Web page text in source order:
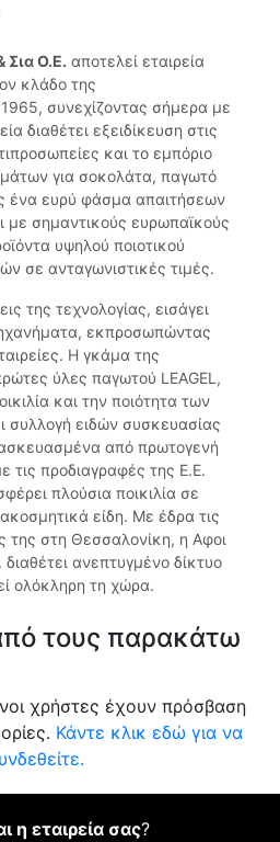
Σια Ο.Ε. αποτελεί εταιρεία
κλάδο της
συνεχίζοντας σήμερα με
διαθέτει εξειδίκευση στις
και το εμπόριο
για σοκολάτα, παγωτό
ένα ευρύ φάσμα απαιτήσεων
με σημαντικούς ευρωπαϊκούς
υψηλού ποιοτικού
σε ανταγωνιστικές τιμές.
της τεχνολογίας, εισάγει
εκπροσωπώντας
Η γκάμα της
ύλες παγωτού LEAGEL,
και την ποιότητα των
συλλογή ειδών συσκευασίας
από πρωτογενή
τις προδιαγραφές της Ε.Ε.
πλούσια ποικιλία σε
είδη. Με έδρα τις
της στη Θεσσαλονίκη, η Αφοι
ανεπτυγμένο δίκτυο
ολόκληρη τη χώρα.
τους παρακάτω
χρήστες έχουν πρόσβαση
Κάντε κλικ εδώ για να
η εταιρεία σας?